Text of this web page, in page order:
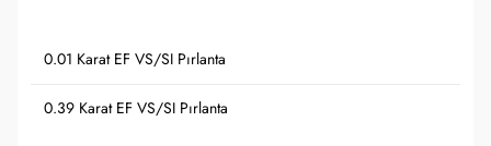
0.01 Karat EF VS/SI Pırlanta
0.39 Karat EF VS/SI Pırlanta